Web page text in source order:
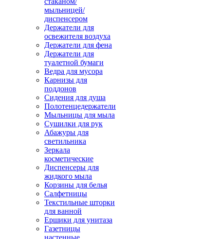
мыльницей/
диспенсером
Держатели для
освежителя воздуха
Держатели для фена
Держатели для
туалетной бумаги
Ведра для мусора
Карнизы для
поддонов
Сидения для душа
Полотенцедержатели
Мыльницы для мыла
Сушилки для рук
Абажуры для
светильника
Зеркала
косметические
Диспенсеры для
жидкого мыла
Корзины для белья
Салфетницы
Текстильные шторки
для ванной
Ершики для унитаза
Газетницы
настенные